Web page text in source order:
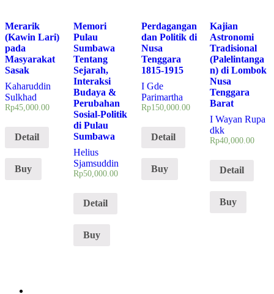
Merarik
(Kawin Lari)
pada
Masyarakat
Sasak
Kaharuddin
Sulkhad
Rp45,000.00
Detail
Buy
Memori
Pulau
Sumbawa
Tentang
Sejarah,
Interaksi
Budaya &
Perubahan
Sosial-Politik
di Pulau
Sumbawa
Helius
Sjamsuddin
Rp50,000.00
Detail
Buy
Perdagangan
dan Politik di
Nusa
Tenggara
1815-1915
I Gde
Parimartha
Rp150,000.00
Detail
Buy
Kajian
Astronomi
Tradisional
(Palelintanga
n) di Lombok
Nusa
Tenggara
Barat
I Wayan Rupa
dkk
Rp40,000.00
Detail
Buy